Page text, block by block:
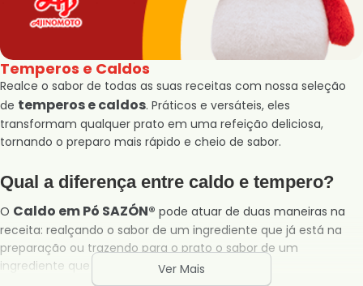
Temperos e Caldos
Realce o sabor de todas as suas receitas com nossa seleção
de temperos e caldos. Práticos e versáteis, eles
transformam qualquer prato em uma refeição deliciosa,
tornando o preparo mais rápido e cheio de sabor.
Qual a diferença entre caldo e tempero?
O Caldo em Pó SAZÓN® pode atuar de duas maneiras na
receita: realçando o sabor de um ingrediente que já está na
preparação ou trazendo para o prato o sabor de um
ingrediente que não está presente.
Ver Mais